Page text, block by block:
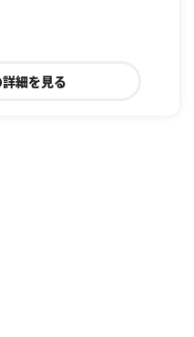
細を見る